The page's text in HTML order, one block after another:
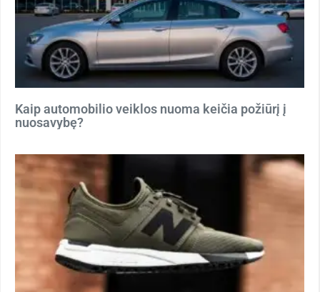
Kaip automobilio veiklos nuoma keičia požiūrį į
nuosavybę?